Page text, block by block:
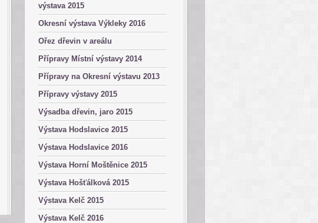
výstava 2015
Okresní výstava Výkleky 2016
Ořez dřevin v areálu
Přípravy Místní výstavy 2014
Přípravy na Okresní výstavu 2013
Přípravy výstavy 2015
Výsadba dřevin, jaro 2015
Výstava Hodslavice 2015
Výstava Hodslavice 2016
Výstava Horní Moštěnice 2015
Výstava Hošťálková 2015
Výstava Kelč 2015
Výstava Kelč 2016